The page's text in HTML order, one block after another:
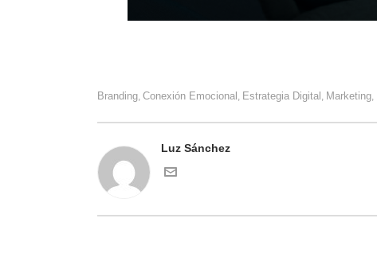
Branding, Conexión Emocional , Estrategia Digital , Marketing,
Luz Sánchez